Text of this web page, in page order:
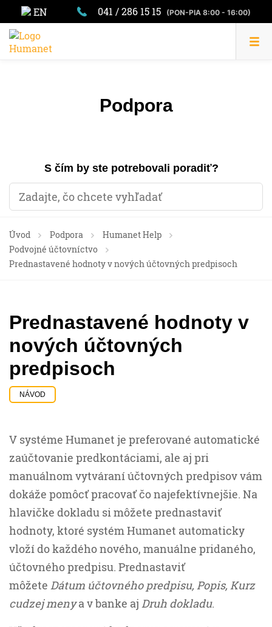
EN 041 / 286 15 15 (PON-PIA 8:00 - 16:00)
Podpora
S čím by ste potrebovali poradiť?
Úvod Podpora
Humanet Help
Podvojné účtovníctvo
Prednastavené hodnoty v nových účtovných predpisoch
Prednastavené hodnoty v
nových účtovných
predpisoch
NÁVOD
V systéme Humanet je preferované automatické
zaúčtovanie predkontáciami, ale aj pri
manuálnom vytváraní účtovných predpisov vám
dokáže pomôcť pracovať čo najefektívnejšie. Na
hlavičke dokladu si môžete prednastaviť
hodnoty, ktoré systém Humanet automaticky
vloží do každého nového, manuálne pridaného,
účtovného predpisu. Prednastaviť
môžete Dátum účtovného predpisu, Popis, Kurz
cudzej menya v banke aj Druh dokladu.